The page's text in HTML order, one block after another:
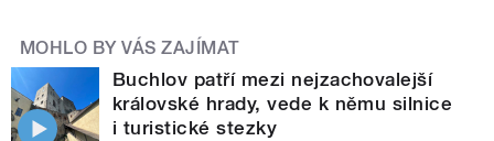
MOHLO BY VÁS ZAJÍMAT
Buchlov patří mezi nejzachovalejší
královské hrady, vede k němu silnice
i turistické stezky